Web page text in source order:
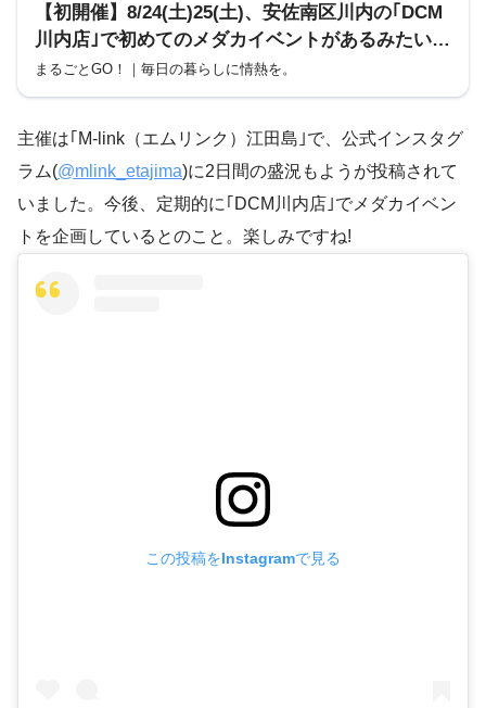
【初開催】8/24(土)25(土)、安佐南区川内の｢DCM
川内店｣で初めてのメダカイベントがあるみたい。
お手頃価格のメダカ即売会やメダカすくいなど楽
しそう!
まるごとGO！｜毎日の暮らしに情熱を。
主催は｢M-link（エムリンク）江田島｣で、公式インスタグ
ラム(@mlink_etajima)に2日間の盛況もようが投稿されて
いました。今後、定期的に｢DCM川内店｣でメダカイベン
トを企画しているとのこと。楽しみですね!
この投稿をInstagramで見る